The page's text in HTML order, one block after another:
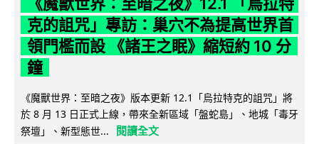
《魔獸世界：至暗之夜》12.1 「烏拉特
克的詛咒」專訪：巢穴不為提高世界首
領門檻而設 《諸王之眠》縮短約 10 分
鐘
《魔獸世界：至暗之夜》版本更新 12.1「烏拉特克的詛咒」將
於 8 月 13 日正式上線，帶來全新區域「盤蛇島」、地城「毒牙
祭壇」、新型態世...
閱讀全文